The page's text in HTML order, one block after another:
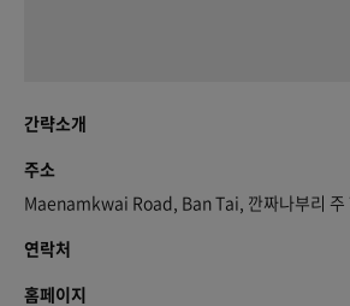
간략소개
주소
Maenamkwai Road, Ban Tai, 깐짜나부리 주
연락처
홈페이지